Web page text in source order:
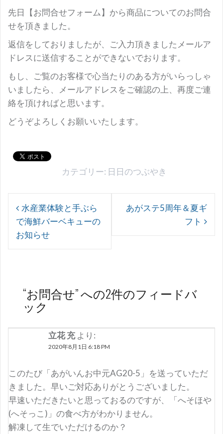
先日【お問合せフォーム】から商品についてのお問合
せを頂きました。
返信をしておりましたが、ご入力頂きましたメールア
ドレスに送信することができないでおります。
もし、ご覧のお客様で心当たりのある方がいらっしゃ
いましたら、メールアドレスをご確認の上、再度ご連
絡を頂ければと思います。
どうぞよろしくお願いいたします。
カテゴリー: 日日のつぶやき
投
稿
ナ
ン
水産業体験と手ぶら
で海鮮バーベキューの
お知らせ
あがステ5周年＆夏ギ
フト
“お問合せ” への2件のフィードバ
ック
立花 充 より:
2020年8月1日 6:18 PM
このたび「あがいんお中元AG20-5」を送っていただ
きました。早いご対応ありがとうございました。
早速いただきたいと思っておるのですが、「へそほや
(へそっこ)」の食べ方がわかりません。
解凍して生でいただけるのか？